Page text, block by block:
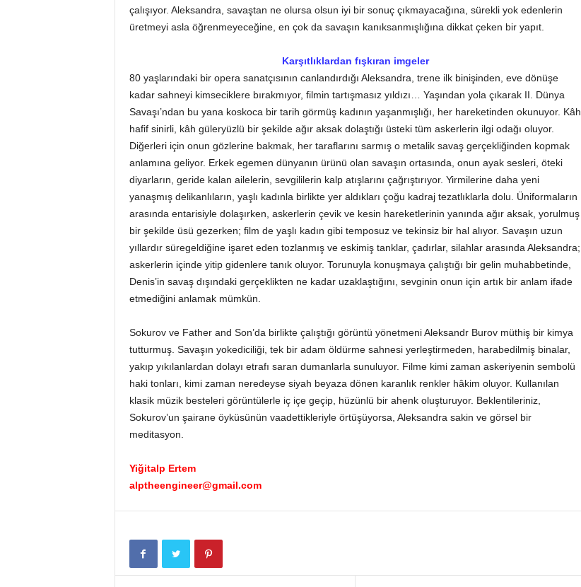
çalışıyor. Aleksandra, savaştan ne olursa olsun iyi bir sonuç çıkmayacağına, sürekli yok edenlerin
üretmeyi asla öğrenmeyeceğine, en çok da savaşın kanıksanmışlığına dikkat çeken bir yapıt.
Karşıtlıklardan fışkıran imgeler
80 yaşlarındaki bir opera sanatçısının canlandırdığı Aleksandra, trene ilk binişinden, eve dönüşe
kadar sahneyi kimseciklere bırakmıyor, filmin tartışmasız yıldızı… Yaşından yola çıkarak II. Dünya
Savaşı’ndan bu yana koskoca bir tarih görmüş kadının yaşanmışlığı, her hareketinden okunuyor. Kâh
hafif sinirli, kâh güleryüzlü bir şekilde ağır aksak dolaştığı üsteki tüm askerlerin ilgi odağı oluyor.
Diğerleri için onun gözlerine bakmak, her taraflarını sarmış o metalik savaş gerçekliğinden kopmak
anlamına geliyor. Erkek egemen dünyanın ürünü olan savaşın ortasında, onun ayak sesleri, öteki
diyarların, geride kalan ailelerin, sevgililerin kalp atışlarını çağrıştırıyor. Yirmilerine daha yeni
yanaşmış delikanlıların, yaşlı kadınla birlikte yer aldıkları çoğu kadraj tezatlıklarla dolu. Üniformaların
arasında entarisiyle dolaşırken, askerlerin çevik ve kesin hareketlerinin yanında ağır aksak, yorulmuş
bir şekilde üsü gezerken; film de yaşlı kadın gibi temposuz ve tekinsiz bir hal alıyor. Savaşın uzun
yıllardır süregeldiğine işaret eden tozlanmış ve eskimiş tanklar, çadırlar, silahlar arasında Aleksandra;
askerlerin içinde yitip gidenlere tanık oluyor. Torunuyla konuşmaya çalıştığı bir gelin muhabbetinde,
Denis’in savaş dışındaki gerçeklikten ne kadar uzaklaştığını, sevginin onun için artık bir anlam ifade
etmediğini anlamak mümkün.
Sokurov ve Father and Son’da birlikte çalıştığı görüntü yönetmeni Aleksandr Burov müthiş bir kimya
tutturmuş. Savaşın yokediciliği, tek bir adam öldürme sahnesi yerleştirmeden, harabedilmiş binalar,
yakıp yıkılanlardan dolayı etrafı saran dumanlarla sunuluyor. Filme kimi zaman askeriyenin sembolü
haki tonları, kimi zaman neredeyse siyah beyaza dönen karanlık renkler hâkim oluyor. Kullanılan
klasik müzik besteleri görüntülerle iç içe geçip, hüzünlü bir ahenk oluşturuyor. Beklentileriniz,
Sokurov’un şairane öyküsünün vaadettikleriyle örtüşüyorsa, Aleksandra sakin ve görsel bir
meditasyon.
Yiğitalp Ertem
alptheengineer@gmail.com